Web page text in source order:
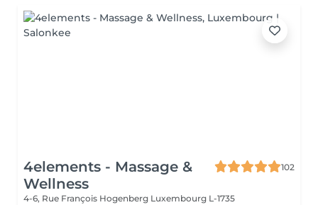
4elements - Massage &
Wellness
102
4-6, Rue François Hogenberg Luxembourg L-1735